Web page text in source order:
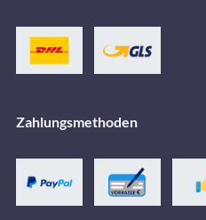
Zahlungsmethoden